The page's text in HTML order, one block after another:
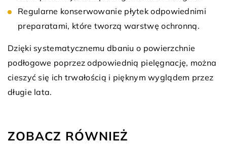
Regularne konserwowanie płytek odpowiednimi
preparatami, które tworzą warstwę ochronną.
Dzięki systematycznemu dbaniu o powierzchnie
podłogowe poprzez odpowiednią pielęgnację, można
cieszyć się ich trwałością i pięknym wyglądem przez
długie lata.
ZOBACZ RÓWNIEŻ